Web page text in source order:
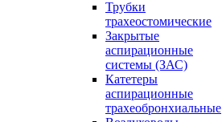
Трубки
трахеостомические
Закрытые
аспирационные
системы (ЗАС)
Катетеры
аспирационные
трахеобронхиальные